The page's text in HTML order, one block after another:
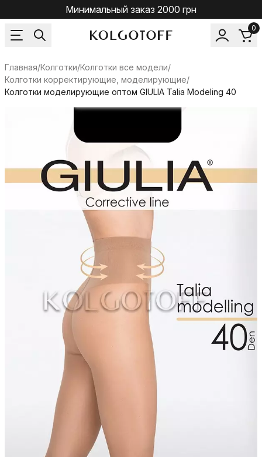
Минимальный заказ 2000 грн
0
Главная/Колготки/Колготки все модели/
Колготки корректирующие, моделирующие/
Колготки моделирующие оптом GIULIA Talia Modeling 40